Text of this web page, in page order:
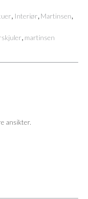
, Interiør, Martinsen,
, martinsen
ansikter.